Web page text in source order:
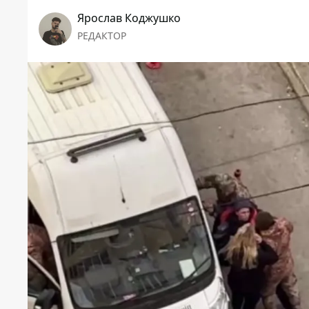
Ярослав Коджушко
РЕДАКТОР